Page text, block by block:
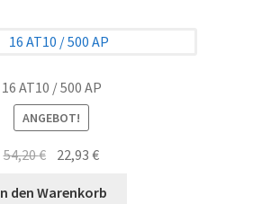
16 AT10 / 500 AP
ANGEBOT!
54,20€ Ursprünglicher
war:
22,93€Aktueller
ist:
den Warenkorb